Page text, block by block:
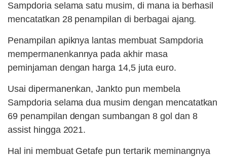
Sampdoria selama satu musim, di mana ia berhasil
mencatatkan 28 penampilan di berbagai ajang.
Penampilan apiknya lantas membuat Sampdoria
mempermanenkannya pada akhir masa
peminjaman dengan harga 14,5 juta euro.
Usai dipermanenkan, Jankto pun membela
Sampdoria selama dua musim dengan mencatatkan
69 penampilan dengan sumbangan 8 gol dan 8
assist hingga 2021.
Hal ini membuat Getafe pun tertarik meminangnya